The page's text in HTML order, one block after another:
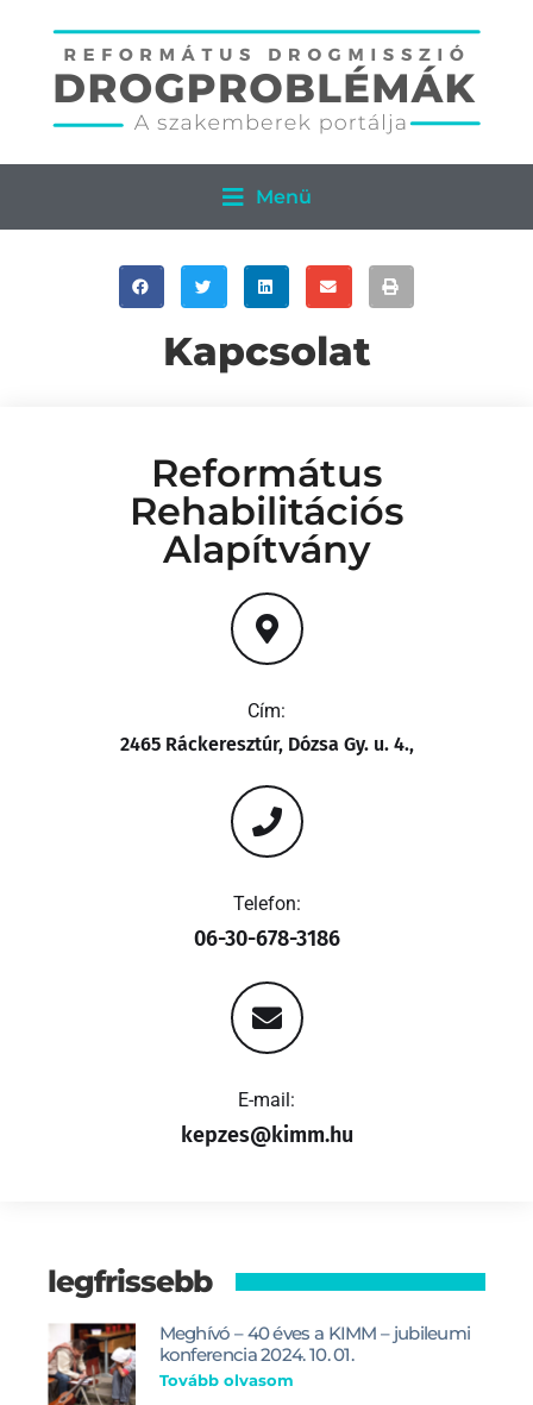
Menü
Kapcsolat
Református
Rehabilitációs
Alapítvány
Cím:
2465 Ráckeresztúr, Dózsa Gy. u. 4.,
Telefon:
06-30-678-3186
E-mail:
kepzes@kimm.hu
legfrissebb
Meghívó – 40 éves a KIMM – jubileumi
konferencia 2024. 10. 01.
Tovább olvasom